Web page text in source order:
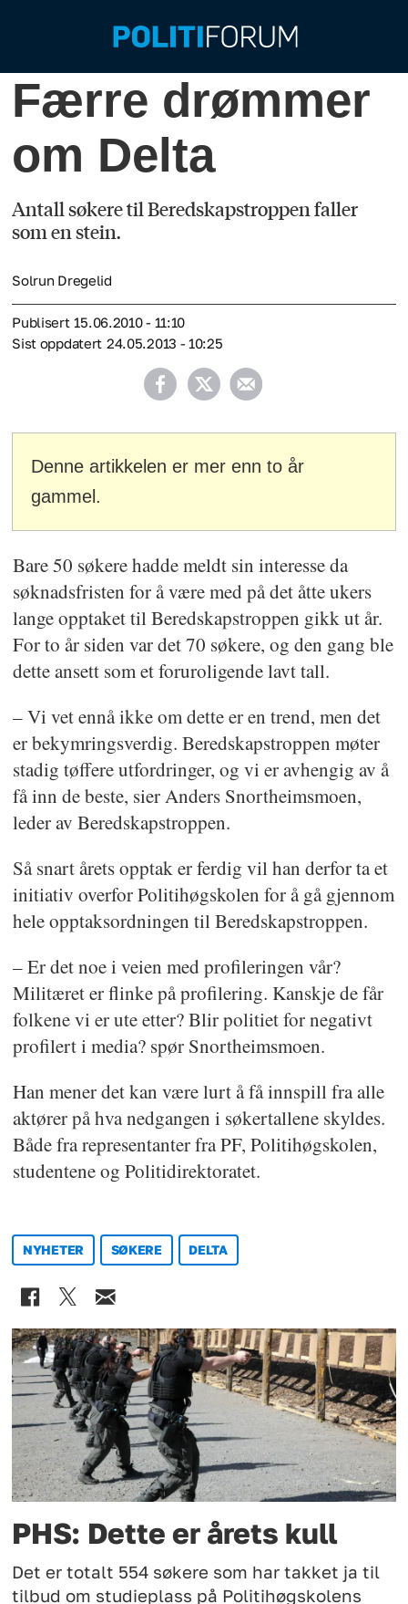
Færre drømmer
om Delta
Antall søkere til Beredskaps­troppen faller
som en stein.
Solrun Dregelid
Publisert
15.06.2010 - 11:10
Sist oppdatert
24.05.2013 - 10:25
Denne artikkelen er mer enn to år
gammel.
Bare 50 søkere hadde meldt sin interesse da
søknadsfristen for å være med på det åtte ukers
lange opptaket til Beredskapstroppen gikk ut år.
For to år siden var det 70 søkere, og den gang ble
dette ansett som et foruroligende lavt tall.
– Vi vet ennå ikke om dette er en trend, men det
er bekymringsverdig. Beredskaps­troppen møter
stadig tøffere utfordringer, og vi er avhengig av å
få inn de beste, sier Anders Snortheimsmoen,
leder av Beredskapstroppen.
Så snart årets opptak er ferdig vil han derfor ta et
initiativ overfor Politihøgskolen for å gå gjennom
hele opptaksordningen til Beredskapstroppen.
– Er det noe i veien med profileringen vår?
Militæret er flinke på profilering. Kanskje de får
folkene vi er ute etter? Blir politiet for negativt
profilert i media? spør Snortheimsmoen.
Han mener det kan være lurt å få innspill fra alle
aktører på hva nedgangen i søkertallene skyldes.
Både fra representanter fra PF, Politihøgskolen,
studentene og Politidirektoratet.
NYHETER SØKERE DELTA
PHS: Dette er årets kull
Det er totalt 554 søkere som har takket ja til
tilbud om studieplass på Politihøgskolens